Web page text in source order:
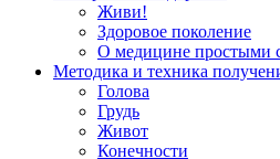
Живи!
Здоровое поколение
О медицине простыми
Методика и техника
Голова
Грудь
Живот
Конечности